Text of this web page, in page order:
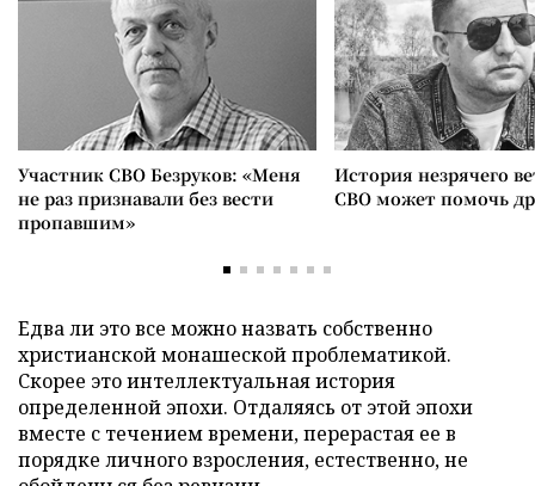
Участник СВО Безруков: «Меня
не раз признавали без вести
пропавшим»
История незрячего
СВО может помочь
Едва ли это все можно назвать собственно
христианской монашеской проблематикой.
Скорее это интеллектуальная история
определенной эпохи. Отдаляясь от этой эпохи
вместе с течением времени, перерастая ее в
порядке личного взросления, естественно, не